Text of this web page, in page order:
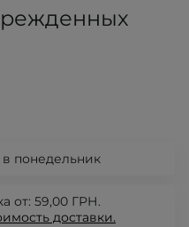
в понедельник
от: 59,00 ГРН.
доставки.